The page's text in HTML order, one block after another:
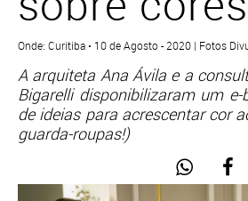
Onde: Curitiba • 10 de Agosto - 2020 | Fotos
A arquiteta Ana Ávila e a
Bigarelli disponibilizaram um
de ideias para acrescentar cor
guarda-roupas!)